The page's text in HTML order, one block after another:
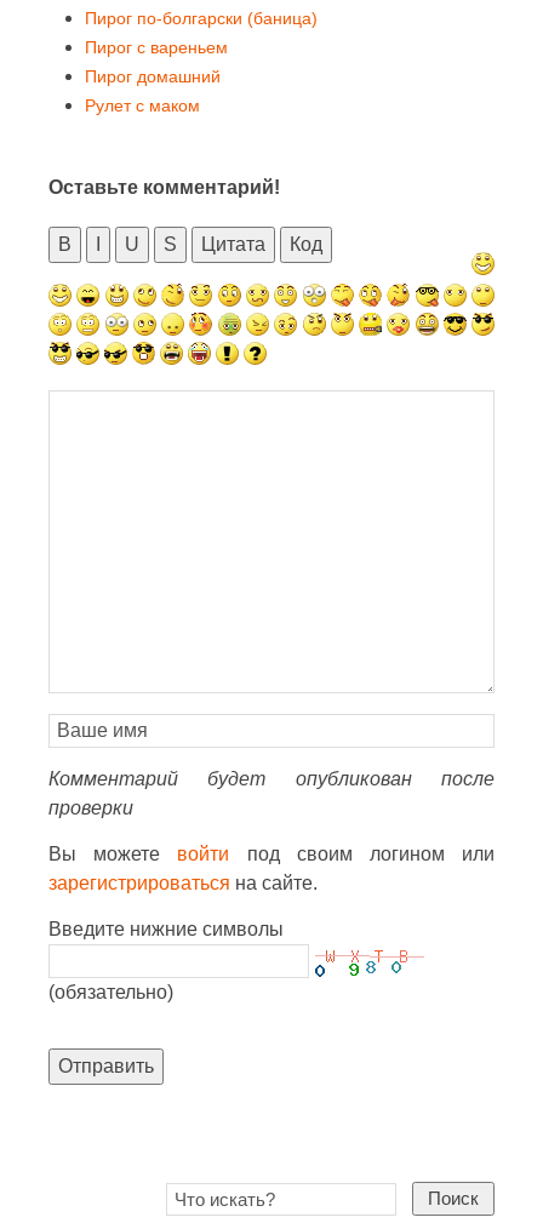
Пирог по-болгарски (баница)
Пирог с вареньем
Пирог домашний
Рулет с маком
Оставьте комментарий!
B U S Цитата Код
Комментарий будет опубликован после
проверки
Вы можете войти под своим логином или
зарегистрироваться на сайте.
Введите нижние символы
(обязательно)
Отправить
Поиск